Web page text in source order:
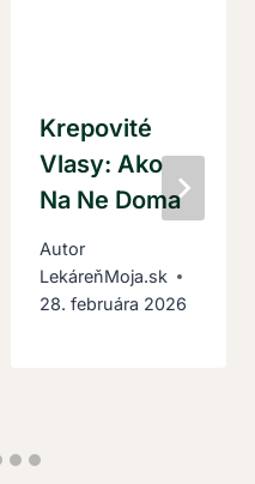
Krepovité
Vlasy: Ako
Na Ne Doma
Autor
LekáreňMoja.sk
28. februára 2026